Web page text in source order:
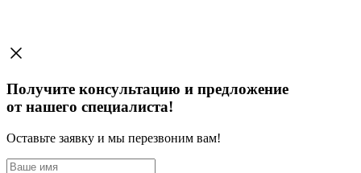
Получите консультацию и предложение
от нашего специалиста!
Оставьте заявку и мы перезвоним вам!